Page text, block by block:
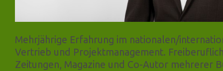
Mehrjährige Erfahrung im nationalen/
Vertrieb und Projektmanagement.
Zeitungen, Magazine und Co-Autor mehrerer